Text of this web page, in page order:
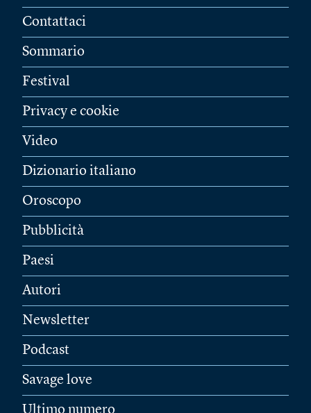
Contattaci
Sommario
Festival
Privacy e cookie
Video
Dizionario italiano
Oroscopo
Pubblicità
Paesi
Autori
Newsletter
Podcast
Savage love
Ultimo numero